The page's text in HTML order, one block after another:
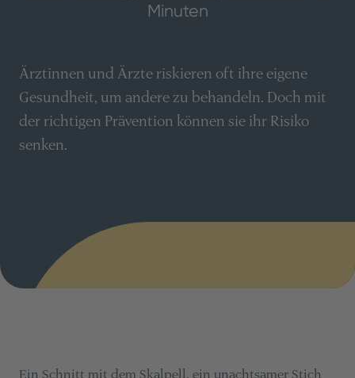
Minuten
Ärztinnen und Ärzte riskieren oft ihre eigene
Gesundheit, um andere zu behandeln. Doch mit
der richtigen Prävention können sie ihr Risiko
senken.
Ein Schnitt mit dem Skalpell, ein unachtsamer Stich